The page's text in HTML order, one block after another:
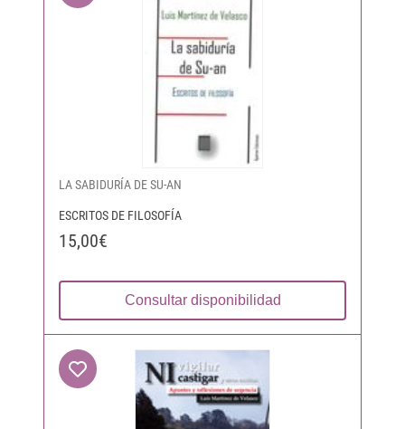
LA SABIDURÍA DE SU-AN
ESCRITOS DE FILOSOFÍA
15,00€
Consultar disponibilidad